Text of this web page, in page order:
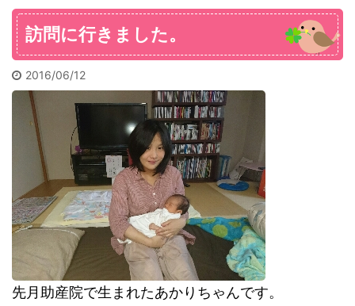
訪問に行きました。
2016/06/12
先月助産院で生まれたあかりちゃんです。